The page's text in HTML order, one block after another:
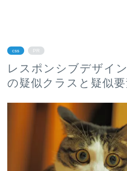
css PR
レスポンシブデザイ
の疑似クラスと疑似要